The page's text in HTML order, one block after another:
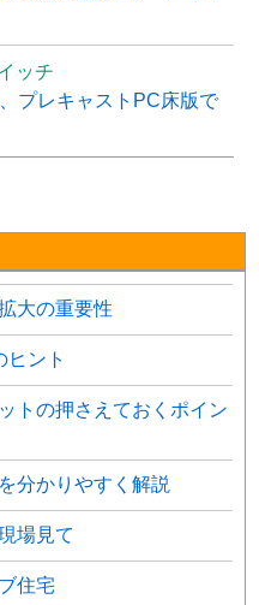
ッチ
プレキャストPC床版で
大の重要性
ヒント
トの押さえておくポイン
分かりやすく解説
場見て
住宅